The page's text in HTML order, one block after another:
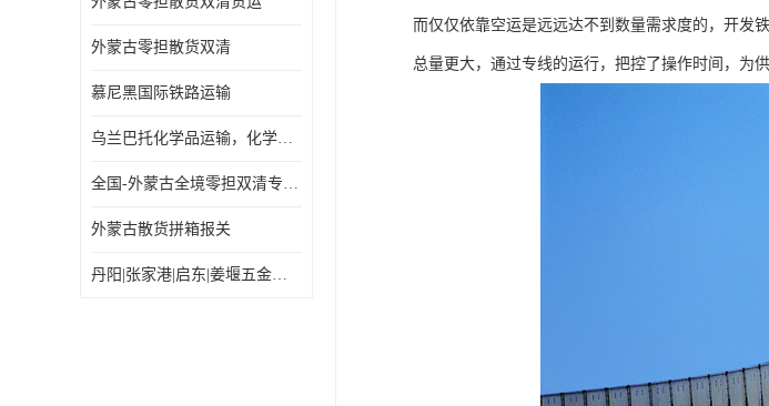
外蒙古零担散货双清
慕尼黑国际铁路运输
乌兰巴托化学品运输，化学品怎么运到乌兰巴托
全国-外蒙古全境零担双清专线/外蒙古DDP双清
外蒙古散货拼箱报关
丹阳|张家港|启东|姜堰五金机电工具出口乌兰巴托怎么运输较划算
而仅仅依靠空运是远远达不到数量需求度的，开发
总量更大，通过专线的运行，把控了操作时间，为